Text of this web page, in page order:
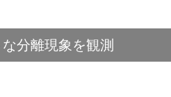
分離現象を観測